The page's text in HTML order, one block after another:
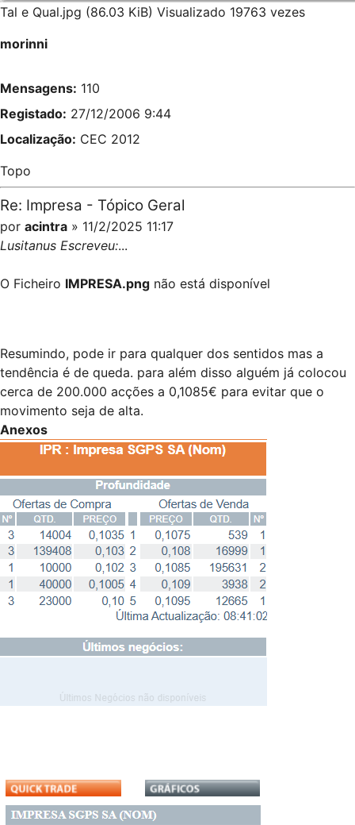
Tal e Qual.jpg (86.03 KiB) Visualizado 19763 vezes
morinni
Mensagens: 110
Registado: 27/12/2006 9:44
Localização: CEC 2012
Topo
Re: Impresa - Tópico Geral
por acintra » 11/2/2025 11:17
Lusitanus Escreveu:...
O Ficheiro IMPRESA.png não está disponível
Resumindo, pode ir para qualquer dos sentidos mas a
tendência é de queda. para além disso alguém já colocou
cerca de 200.000 acções a 0,1085€ para evitar que o
movimento seja de alta.
Anexos